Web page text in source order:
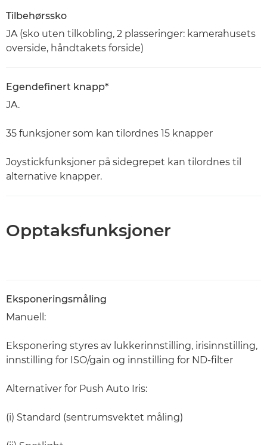
Tilbehørssko
JA (sko uten tilkobling, 2 plasseringer: kamerahusets
overside, håndtakets forside)
Egendefinert knapp*
JA.
35 funksjoner som kan tilordnes 15 knapper
Joystickfunksjoner på sidegrepet kan tilordnes til
alternative knapper.
Opptaksfunksjoner
Eksponeringsmåling
Manuell:
Eksponering styres av lukkerinnstilling, irisinnstilling,
innstilling for ISO/gain og innstilling for ND-filter
Alternativer for Push Auto Iris:
(i) Standard (sentrumsvektet måling)